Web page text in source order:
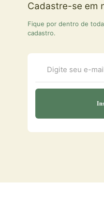
Cadastre-se em
Fique por dentro de
cadastro.